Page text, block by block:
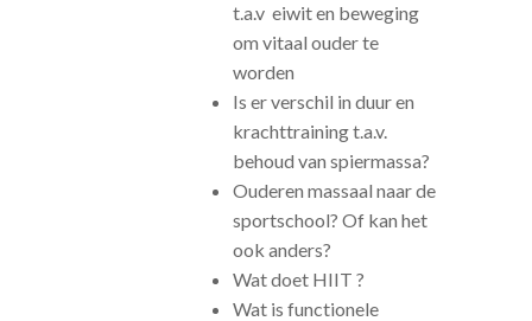
t.a.v eiwit en beweging
om vitaal ouder te
worden
Is er verschil in duur en
krachttraining t.a.v.
behoud van spiermassa?
Ouderen massaal naar de
sportschool? Of kan het
ook anders?
Wat doet HIIT ?
Wat is functionele